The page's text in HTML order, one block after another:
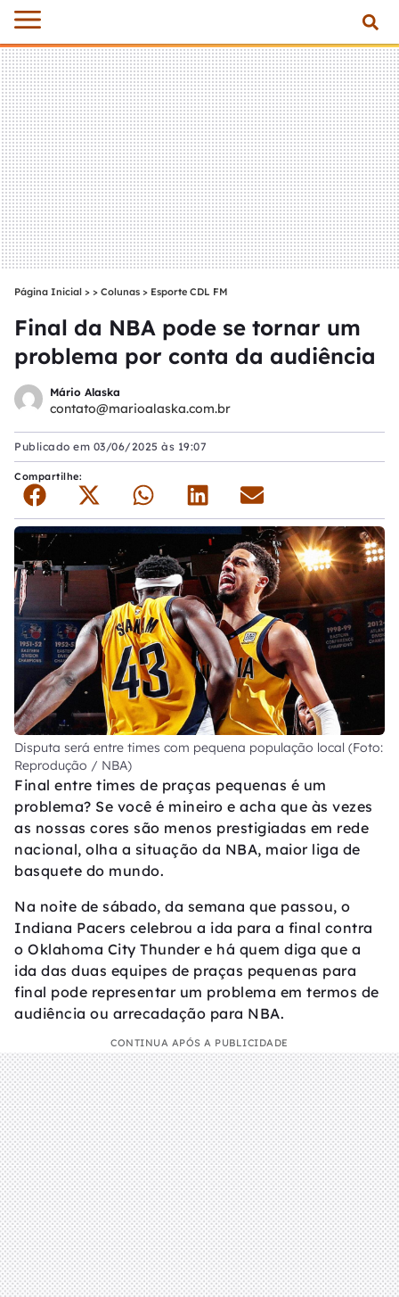
Página Inicial > Colunas > Esporte CDL FM
Final da NBA pode se tornar um
problema por conta da audiência
Mário Alaska
contato@marioalaska.com.br
Publicado em 03/06/2025 às 19:07
Compartilhe:
Disputa será entre times com pequena população local (Foto:
Reprodução / NBA)
Final entre times de praças pequenas é um
problema? Se você é mineiro e acha que às vezes
as nossas cores são menos prestigiadas em rede
nacional, olha a situação da NBA, maior liga de
basquete do mundo.
Na noite de sábado, da semana que passou, o
Indiana Pacers celebrou a ida para a final contra
o Oklahoma City Thunder e há quem diga que a
ida das duas equipes de praças pequenas para
final pode representar um problema em termos de
audiência ou arrecadação para NBA.
CONTINUA APÓS A PUBLICIDADE